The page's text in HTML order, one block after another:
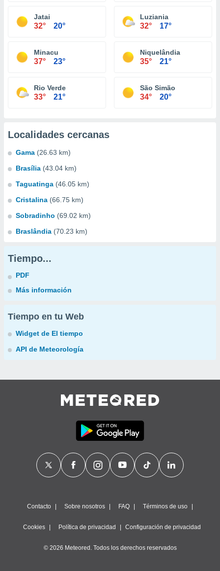
Jatai
32° 20°
Luziania
32° 17°
Minacu
37° 23°
Niquelândia
35° 21°
Rio Verde
33° 21°
São Simão
34° 20°
Localidades cercanas
Gama (26.63 km)
Brasília (43.04 km)
Taguatinga (46.05 km)
Cristalina (66.75 km)
Sobradinho (69.02 km)
Braslândia (70.23 km)
Tiempo...
PDF
Más información
Tiempo en tu Web
Widget de El tiempo
API de Meteorología
Contacto Sobre nosotros FAQ Términos de uso
Cookies Política de privacidad Configuración de privacidad
© 2026 Meteored. Todos los derechos reservados